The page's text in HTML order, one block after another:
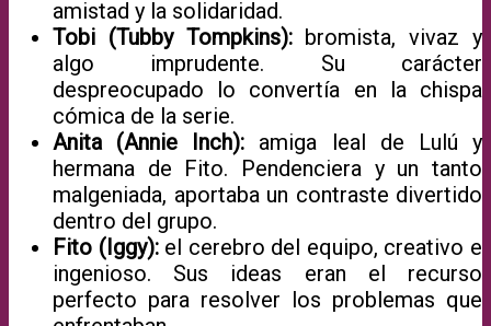
amistad y la solidaridad.
Tobi (Tubby Tompkins):bromista, vivaz y
algo imprudente. Su carácter
despreocupado lo convertía en la chispa
cómica de la serie.
Anita (Annie Inch): amiga leal de Lulú y
hermana de Fito. Pendenciera y un tanto
malgeniada, aportaba un contraste divertido
dentro del grupo.
Fito (Iggy):el cerebro del equipo, creativo e
ingenioso. Sus ideas eran el recurso
perfecto para resolver los problemas que